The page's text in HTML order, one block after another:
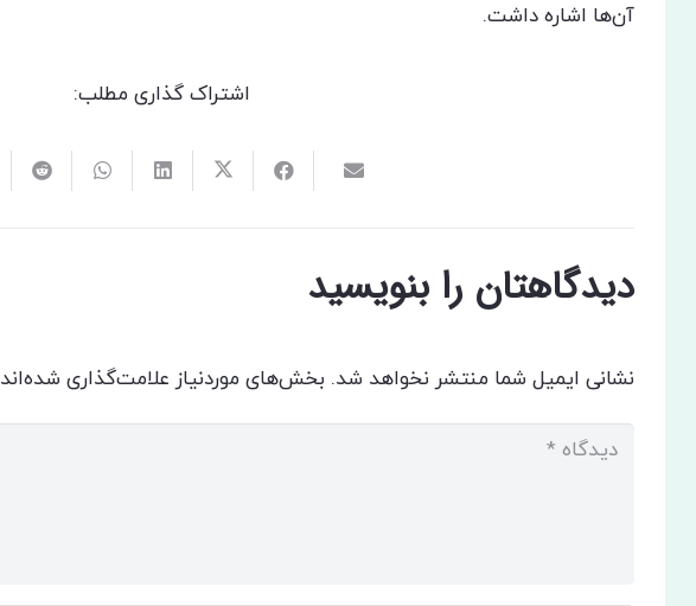
آن‌ها اشاره داشت.
اشتراک گذاری مطلب:
دیدگاهتان را بنویسید
نشانی ایمیل شما منتشر نخواهد شد. بخش‌های موردنیاز علامت‌گذاری شده‌اند